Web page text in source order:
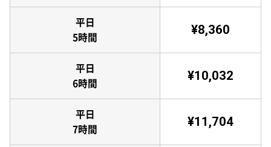
平日
5時間
¥8,360
平日
6時間
¥10,032
平日
7時間
¥11,704